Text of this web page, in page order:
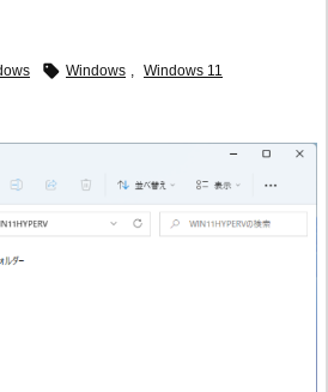
 Windows , Windows 11